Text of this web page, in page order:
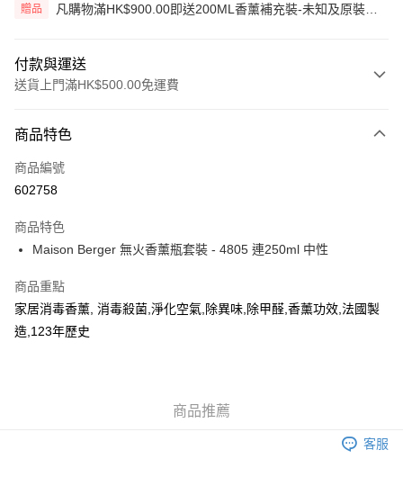
贈品
凡購物滿HK$900.00即送200ML香薰補充裝-未知及原裝藤
付款與運送
送貨上門滿HK$500.00免運費
信用卡
AlipayHK
送貨方式
可選擇宅配, 順豐智能櫃, 順豐自提點等 , 如須智能樻提貨請輸入順
豐自提點點碼便可
每筆HK$30.00，滿HK$500.00或以上免運費
商品特色
商品編號
602758
商品特色
Maison Berger 無火香薰瓶套裝 - 4805 連250ml 中性
商品重點
家居消毒香薰, 消毒殺菌,淨化空氣,除異味,除甲醛,香薰功效,法國製
造,123年歷史
商品推薦
客服